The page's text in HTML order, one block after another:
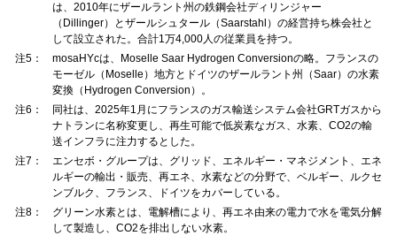
は、2010年にザールラント州の鉄鋼会社ディリンジャー
（Dillinger）とザールシュタール（Saarstahl）の経営持ち株会社と
して設立された。合計1万4,000人の従業員を持つ。
注5：
mosaHYcは、Moselle Saar Hydrogen Conversionの略。フランスの
モーゼル（Moselle）地方とドイツのザールラント州（Saar）の水素
変換（Hydrogen Conversion）。
注6：
同社は、2025年1月にフランスのガス輸送システム会社GRTガスから
ナトランに名称変更し、再生可能で低炭素なガス、水素、CO2の輸
送インフラに注力するとした。
注7：
エンセボ・グループは、グリッド、エネルギー・マネジメント、エネ
ルギーの輸出・販売、再エネ、水素などの分野で、ベルギー、ルクセ
ンブルク、フランス、ドイツをカバーしている。
注8：
グリーン水素とは、電解槽により、再エネ由来の電力で水を電気分解
して製造し、CO2を排出しない水素。